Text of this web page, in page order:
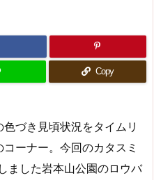
Copy
づき見頃状況をタイムリ
ーナー。今回のカタスミ
ました岩本山公園のロウバ